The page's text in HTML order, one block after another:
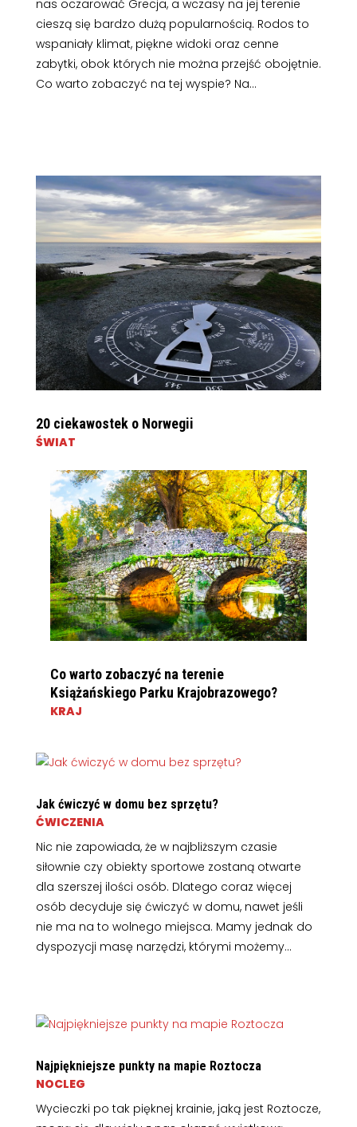
nas oczarować Grecja, a wczasy na jej terenie
cieszą się bardzo dużą popularnością. Rodos to
wspaniały klimat, piękne widoki oraz cenne
zabytki, obok których nie można przejść obojętnie.
Co warto zobaczyć na tej wyspie? Na...
20 ciekawostek o Norwegii
ŚWIAT
Co warto zobaczyć na terenie
Książańskiego Parku Krajobrazowego?
KRAJ
Jak ćwiczyć w domu bez sprzętu?
ĆWICZENIA
Nic nie zapowiada, że w najbliższym czasie
siłownie czy obiekty sportowe zostaną otwarte
dla szerszej ilości osób. Dlatego coraz więcej
osób decyduje się ćwiczyć w domu, nawet jeśli
nie ma na to wolnego miejsca. Mamy jednak do
dyspozycji masę narzędzi, którymi możemy...
Najpiękniejsze punkty na mapie Roztocza
NOCLEG
Wycieczki po tak pięknej krainie, jaką jest Roztocze,